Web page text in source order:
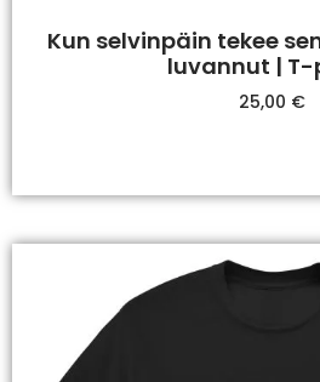
Kun selvinpäin tekee
luvannut |
25,00 €